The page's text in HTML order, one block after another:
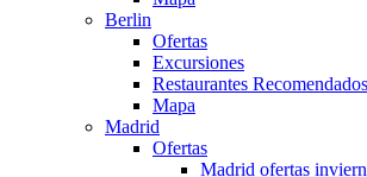
Berlin
Ofertas
Excursiones
Restaurantes Recomendados
Mapa
Madrid
Ofertas
Madrid ofertas